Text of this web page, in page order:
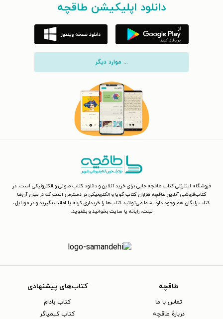
دانلود اپلیکیشن طاقچه
... موارد دیگر
فروشگاه اینترنتی کتاب طاقچه جایی برای خرید آنلاین و دانلود کتاب صوتی و الکترونیکی است. در
کتاب‌فروشی آنلاین طاقچه هزاران کتاب گویا و الکترونیکی در دسترس است که در میان آن‌ها
کتاب رایگان هم وجود دارد. شما می‌توانید کتاب‌ها را خریداری کرده یا امانت بگیرید و در موبایل،
تبلت، رایانه یا سایت بخوانید و بشنوید.
طاقچه
تماس با ما
دربارهٔ طاقچه
کتاب‌های پیشنهادی
کتاب بادام
کتاب کیمیاگر